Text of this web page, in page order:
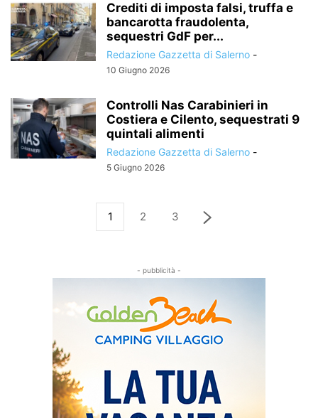
Crediti di imposta falsi, truffa e
bancarotta fraudolenta,
sequestri GdF per...
Redazione Gazzetta di Salerno -
10 Giugno 2026
Controlli Nas Carabinieri in
Costiera e Cilento, sequestrati 9
quintali alimenti
Redazione Gazzetta di Salerno -
5 Giugno 2026
1 2 3
- pubblicità -